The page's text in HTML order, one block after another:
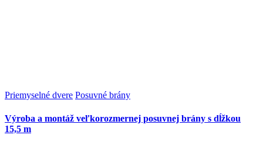
Priemyselné dvere Posuvné brány
Výroba a montáž veľkorozmernej posuvnej brány s dĺžkou
15,5 m